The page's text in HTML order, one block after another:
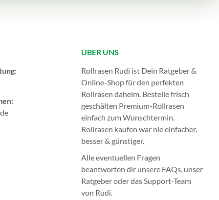
ÜBER UNS
Rollrasen Rudi ist Dein Ratgeber &
Online-Shop für den perfekten
Rollrasen daheim. Bestelle frisch
geschälten Premium-Rollrasen
einfach zum Wunschtermin.
Rollrasen kaufen war nie einfacher,
besser & günstiger.
Alle eventuellen Fragen
beantworten dir unsere FAQs, unser
Ratgeberoder dasSupport-Team
von Rudi.